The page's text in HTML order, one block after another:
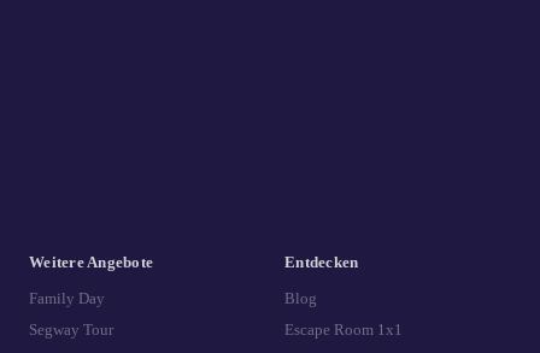
Weitere Angebote
Family Day
Segway Tour
Entdecken
Blog
Escape Room 1x1